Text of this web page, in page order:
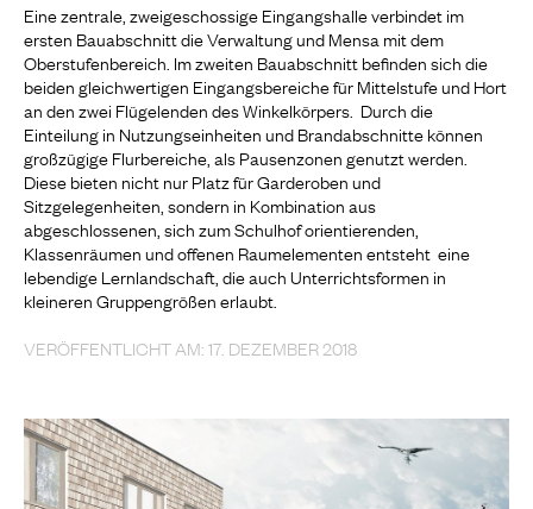
Eine zentrale, zweigeschossige Eingangshalle verbindet im
ersten Bauabschnitt die Verwaltung und Mensa mit dem
Oberstufenbereich. Im zweiten Bauabschnitt befinden sich die
beiden gleichwertigen Eingangsbereiche für Mittelstufe und Hort
an den zwei Flügelenden des Winkelkörpers. Durch die
Einteilung in Nutzungseinheiten und Brandabschnitte können
großzügige Flurbereiche, als Pausenzonen genutzt werden.
Diese bieten nicht nur Platz für Garderoben und
Sitzgelegenheiten, sondern in Kombination aus
abgeschlossenen, sich zum Schulhof orientierenden,
Klassenräumen und offenen Raumelementen entsteht eine
lebendige Lernlandschaft, die auch Unterrichtsformen in
kleineren Gruppengrößen erlaubt.
VERÖFFENTLICHT AM: 17. DEZEMBER 2018